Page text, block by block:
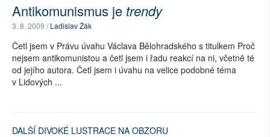
Antikomunismus je trendy
3. 8. 2009 /Ladislav Žák
Četl jsem v Právu úvahu Václava Bělohradského s titulkem Proč
nejsem antikomunistou a četl jsem i řadu reakcí na ni, včetně té
od jejího autora. Četl jsem i úvahu na velice podobné téma
v Lidových ...
DALŠÍ DIVOKÉ LUSTRACE NA OBZORU